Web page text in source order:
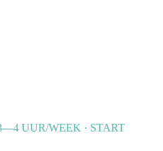
UUR/WEEK · START